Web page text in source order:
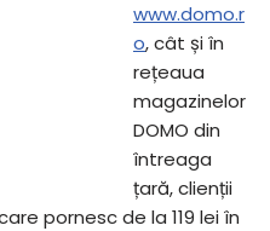
www.domo.r
o, cât și în
rețeaua
magazinelor
DOMO din
întreaga
țară, clienții
pornesc de la 119 lei în